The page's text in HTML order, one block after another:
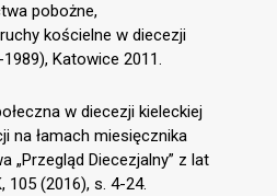
pobożne,
kościelne w diecezji
Katowice 2011.
w diecezji kieleckiej
na łamach miesięcznika
„Przegląd Diecezjalny” z lat
105 (2016), s. 4-24.